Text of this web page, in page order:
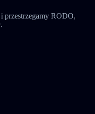
przestrzegamy RODO,